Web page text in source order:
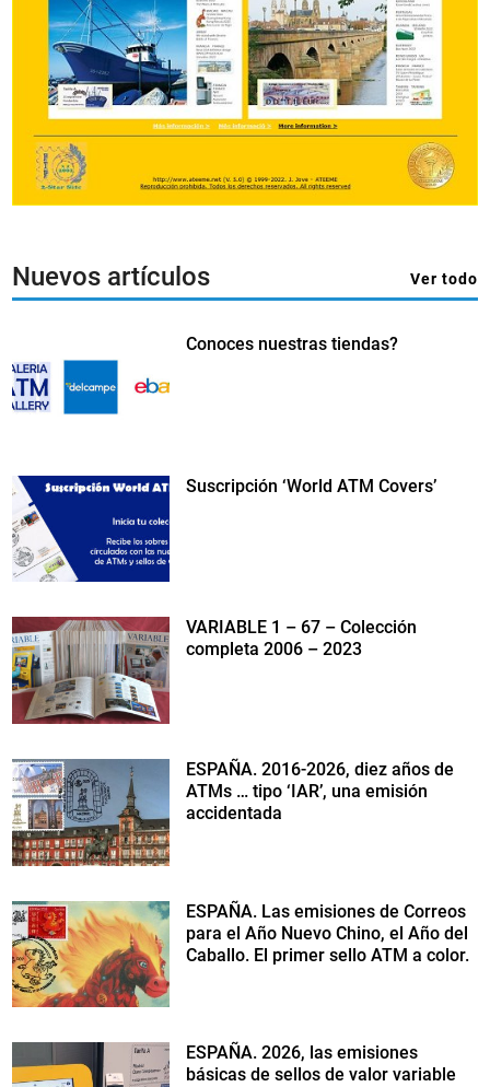
Nuevos artículos Ver todo
Conoces nuestras tiendas?
Suscripción ‘World ATM Covers’
VARIABLE 1 – 67 – Colección
completa 2006 – 2023
ESPAÑA. 2016-2026, diez años de
ATMs … tipo ‘IAR’, una emisión
accidentada
ESPAÑA. Las emisiones de Correos
para el Año Nuevo Chino, el Año del
Caballo. El primer sello ATM a color.
ESPAÑA. 2026, las emisiones
básicas de sellos de valor variable